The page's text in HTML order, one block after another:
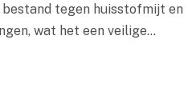
tegen huisstofmijt en
wat het een veilige…